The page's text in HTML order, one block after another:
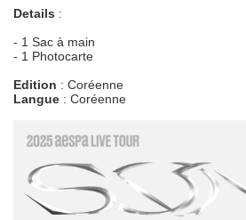
Details :
- 1 Sac à main
- 1 Photocarte
Edition : Coréenne
Langue : Coréenne